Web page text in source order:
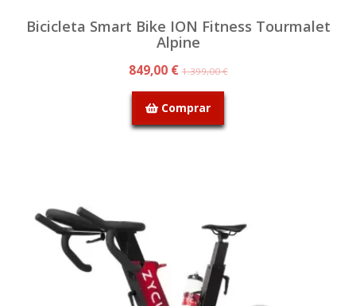
Bicicleta Smart Bike ION Fitness Tourmalet
Alpine
849,00 €1.399,00 €
Comprar